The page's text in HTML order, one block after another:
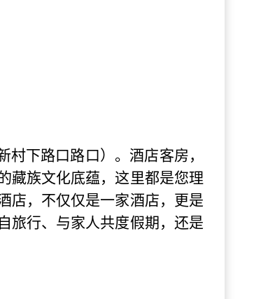
下路口路口）。酒店客房，
藏族文化底蕴，这里都是您理
店，不仅仅是一家酒店，更是
旅行、与家人共度假期，还是